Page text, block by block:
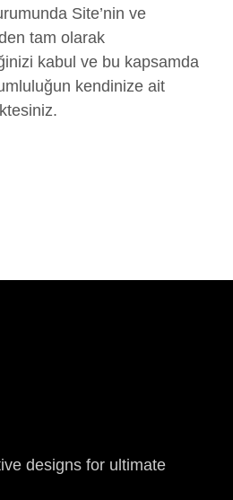
Site’nin ve
tam olarak
kabul ve bu kapsamda
kendinize ait
designs for ultimate